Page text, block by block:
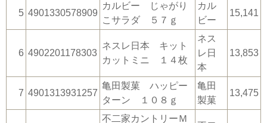
5 4901330578909
カルビー じゃがり
こサラダ ５７ｇ
カル
ビー
15,141
6 4902201178303
ネスレ日本 キット
カットミニ １４枚
ネス
レ日
本
13,853
7 4901313931257
亀田製菓 ハッピー
ターン １０８ｇ
亀田
製菓
13,475
不二家カントリーＭ